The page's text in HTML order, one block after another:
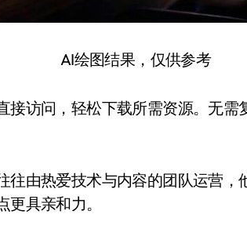
AI绘图结果，仅供参考
接访问，轻松下载所需资源。无
往由热爱技术与内容的团队运营，
具亲和力。